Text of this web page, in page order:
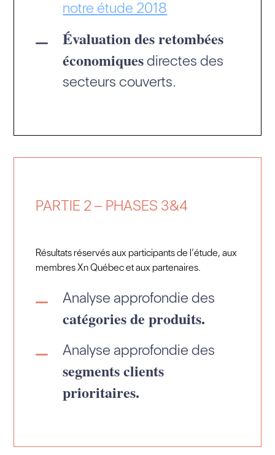
notre étude 2018
Évaluation des retombées
économiquesdirectes des
secteurs couverts.
PARTIE 2 – PHASES 3&4
Résultats réservés aux participants de l’étude, aux
membres Xn Québec et aux partenaires.
Analyse approfondie des
catégories de produits.
Analyse approfondie des
segments clients
prioritaires.